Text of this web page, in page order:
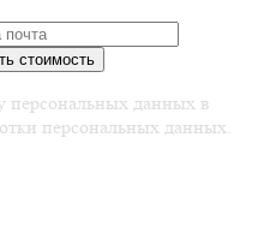
персональных данных в
персональных данных.